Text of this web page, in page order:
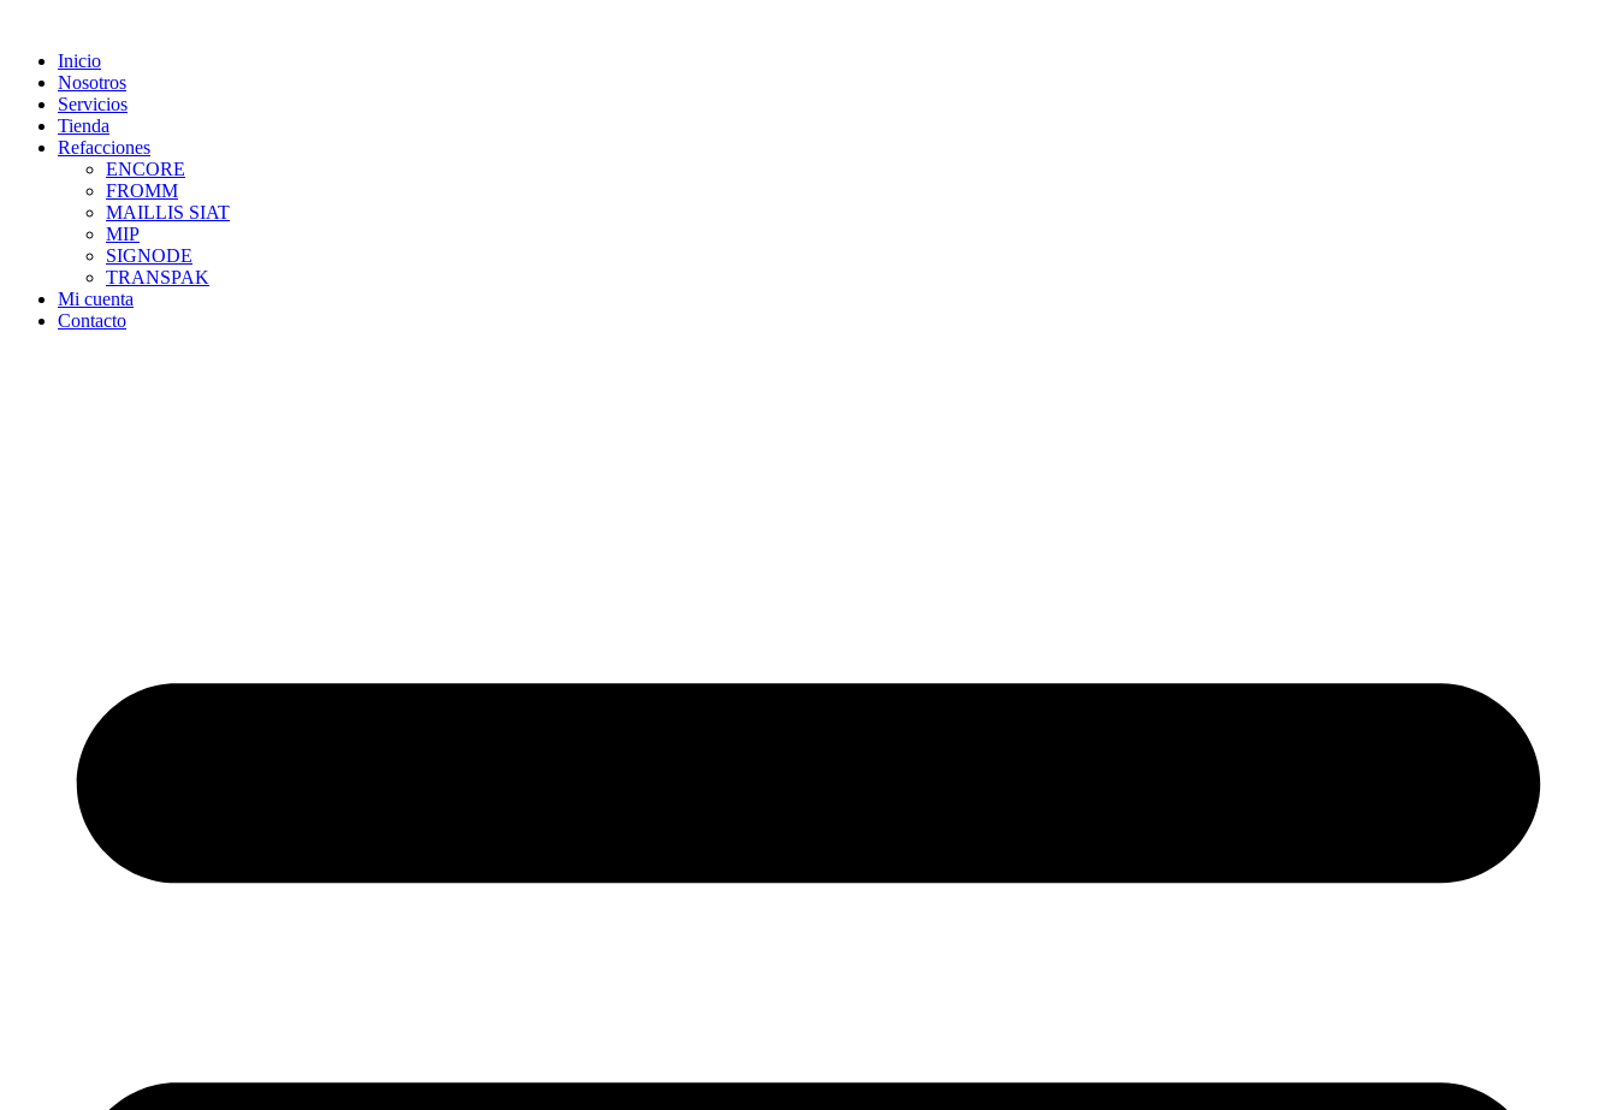
contentInicio
Nosotros
Servicios
Tienda
Refacciones
ENCORE
FROMM
MAILLIS SIAT
MIP
SIGNODE
TRANSPAK
Mi cuenta
Contacto